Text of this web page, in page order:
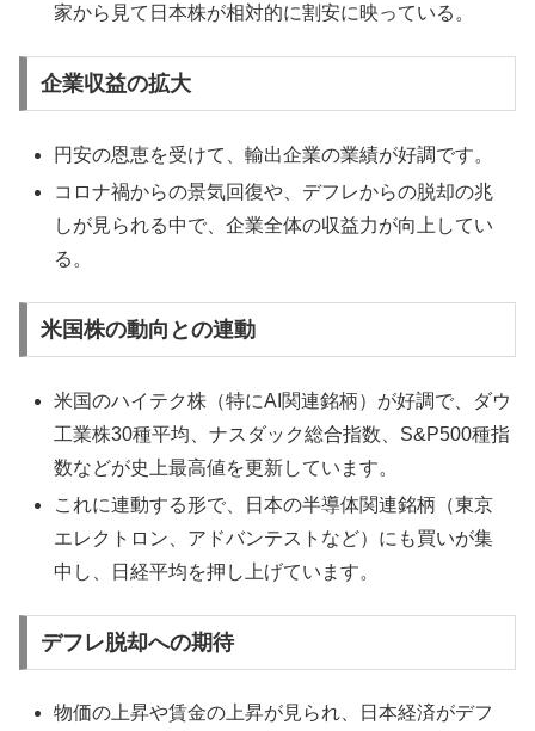
家から見て日本株が相対的に割安に映っている。
企業収益の拡大
円安の恩恵を受けて、輸出企業の業績が好調です。
コロナ禍からの景気回復や、デフレからの脱却の兆
しが見られる中で、企業全体の収益力が向上してい
る。
米国株の動向との連動
米国のハイテク株（特にAI関連銘柄）が好調で、ダウ
工業株30種平均、ナスダック総合指数、S&P500種指
数などが史上最高値を更新しています。
これに連動する形で、日本の半導体関連銘柄（東京
エレクトロン、アドバンテストなど）にも買いが集
中し、日経平均を押し上げています。
デフレ脱却への期待
物価の上昇や賃金の上昇が見られ、日本経済がデフ